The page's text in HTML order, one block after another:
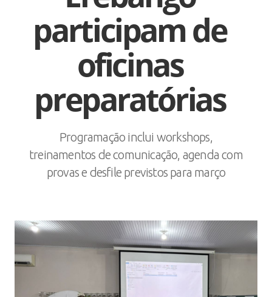
participam de
oficinas
preparatórias
Programação inclui workshops,
treinamentos de comunicação, agenda com
provas e desfile previstos para março